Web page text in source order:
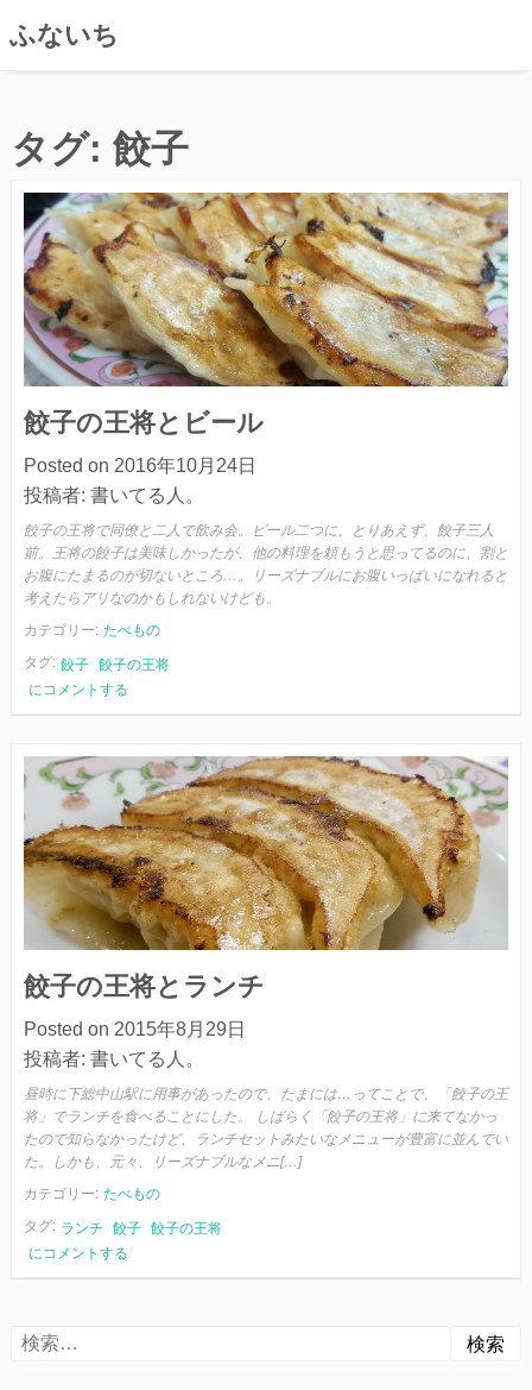
テ
ふないち
タグ: 餃子
餃子の王将とビール
Posted on 2016年10月24日
投稿者: 書いてる人。
餃子の王将で同僚と二人で飲み会。ビール二つに、とりあえず、餃子三人
前。王将の餃子は美味しかったが、他の料理を頼もうと思ってるのに、割と
お腹にたまるのが切ないところ…。リーズナブルにお腹いっぱいになれると
考えたらアリなのかもしれないけども。
カテゴリー: たべもの
タグ: 餃子 餃子の王将
餃
子
王
将
ー
ル
にコメントする
餃子の王将とランチ
Posted on 2015年8月29日
投稿者: 書いてる人。
昼時に下総中山駅に用事があったので、たまには…ってことで、「餃子の王
将」でランチを食べることにした。 しばらく「餃子の王将」に来てなかっ
たので知らなかったけど、ランチセットみたいなメニューが豊富に並んでい
た。しかも、元々、リーズナブルなメニ[…]
カテゴリー: たべもの
タグ: ランチ 餃子 餃子の王将
餃
子
将
にコメントする
検